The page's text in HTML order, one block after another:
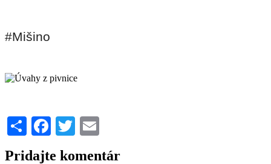
#Mišino
ShareFacebook
Twitter
Pridajte komentár